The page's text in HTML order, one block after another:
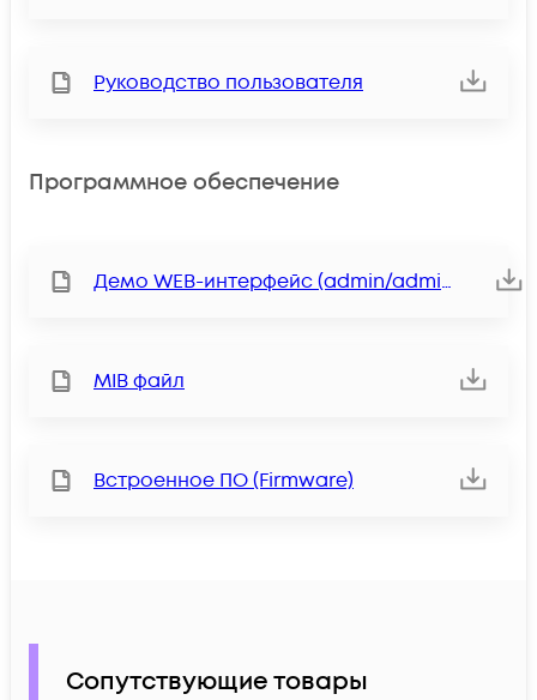
Руководство пользователя
Программное обеспечение
Демо WEB-интерфейс (admin/admin)
MIB файл
Встроенное ПО (Firmware)
Сопутствующие товары